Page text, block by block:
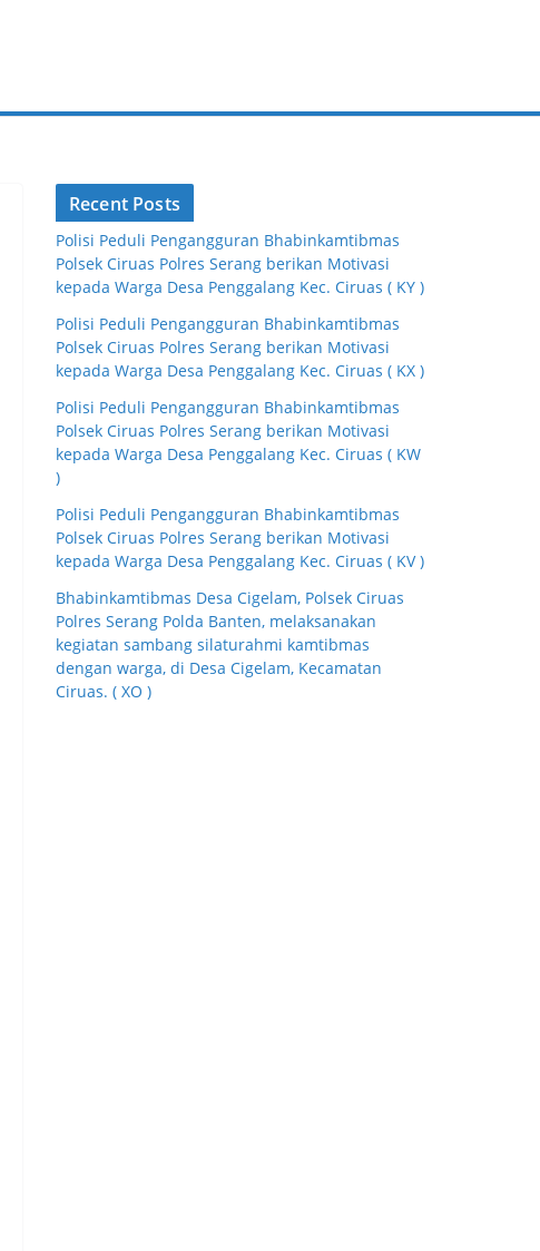
Recent Posts
Polisi Peduli Pengangguran Bhabinkamtibmas
Polsek Ciruas Polres Serang berikan Motivasi
kepada Warga Desa Penggalang Kec. Ciruas ( KY )
Polisi Peduli Pengangguran Bhabinkamtibmas
Polsek Ciruas Polres Serang berikan Motivasi
kepada Warga Desa Penggalang Kec. Ciruas ( KX )
Polisi Peduli Pengangguran Bhabinkamtibmas
Polsek Ciruas Polres Serang berikan Motivasi
kepada Warga Desa Penggalang Kec. Ciruas ( KW
)
Polisi Peduli Pengangguran Bhabinkamtibmas
Polsek Ciruas Polres Serang berikan Motivasi
kepada Warga Desa Penggalang Kec. Ciruas ( KV )
Bhabinkamtibmas Desa Cigelam, Polsek Ciruas
Polres Serang Polda Banten, melaksanakan
kegiatan sambang silaturahmi kamtibmas
dengan warga, di Desa Cigelam, Kecamatan
Ciruas. ( XO )